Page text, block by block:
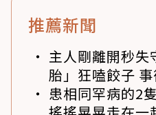
推薦新聞
主人剛離開秒失
胎」狂嗑餃子
患相同罕病的2